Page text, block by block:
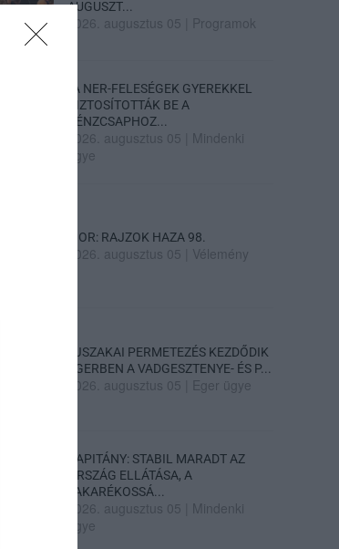
AUGUSZT...
2026. augusztus 05 Programok
„A NER-FELESÉGEK GYEREKKEL
BIZTOSÍTOTTÁK BE A
PÉNZCSAPHOZ...
2026. augusztus 05
Mindenki
ügye
SIOR: RAJZOK HAZA 98.
2026. augusztus 05 Vélemény
ÉJSZAKAI PERMETEZÉS KEZDŐDIK
EGERBEN A VADGESZTENYE- ÉS P...
2026. augusztus 05 Eger ügye
KAPITÁNY: STABIL MARADT AZ
ORSZÁG ELLÁTÁSA, A
TAKARÉKOSSÁ...
2026. augusztus 05
Mindenki
ügye